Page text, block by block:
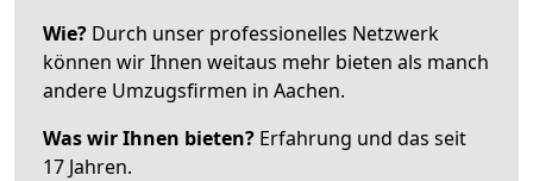
Wie? Durch unser professionelles Netzwerk
können wir Ihnen weitaus mehr bieten als manch
andere Umzugsfirmen in Aachen.
Was wir Ihnen bieten? Erfahrung und das seit
17 Jahren.